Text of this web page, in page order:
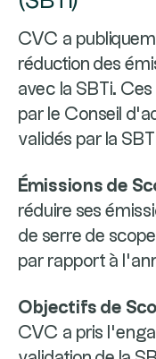
CVC a
réduction des
avec la SBTi.
par le Conseil
validés par la
Émissions de
réduire ses
de serre de
par rapport à
Objectifs de
CVC a pris